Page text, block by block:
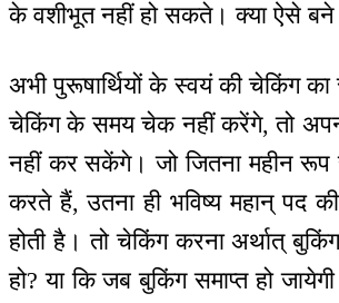
के वशीभूत नहीं हो सकते। क्या ऐसे बने
अभी पुरूषार्थियों के स्वयं की चेकिंग
चेकिंग के समय चेक नहीं करेंगे, तो
नहीं कर सकेंगे। जो जितना महीन
करते हैं, उतना ही भविष्य महान् पद की
होती है। तो चेकिंग करना अर्थात्
हो? या कि जब बुकिंग समाप्त हो